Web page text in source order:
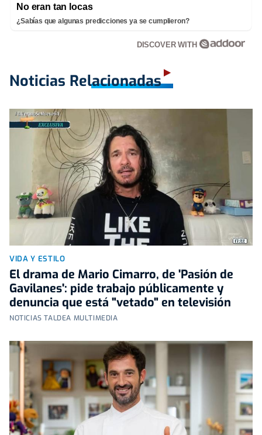
No eran tan locas
¿Sabías que algunas predicciones ya se cumplieron?
DISCOVER WITH
Noticias Relacionadas
VIDA Y ESTILO
El drama de Mario Cimarro, de 'Pasión de
Gavilanes': pide trabajo públicamente y
denuncia que está "vetado" en televisión
NOTICIAS TALDEA MULTIMEDIA